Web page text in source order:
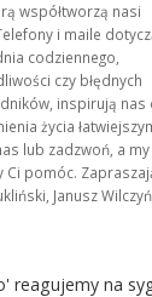
współtworzą nasi
i maile
codziennego,
czy błędnych
inspirują nas
życia
lub zadzwoń, a my
Ci pomóc.
Janusz
reagujemy na